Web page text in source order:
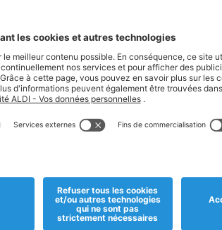
de nos offres.
Informations